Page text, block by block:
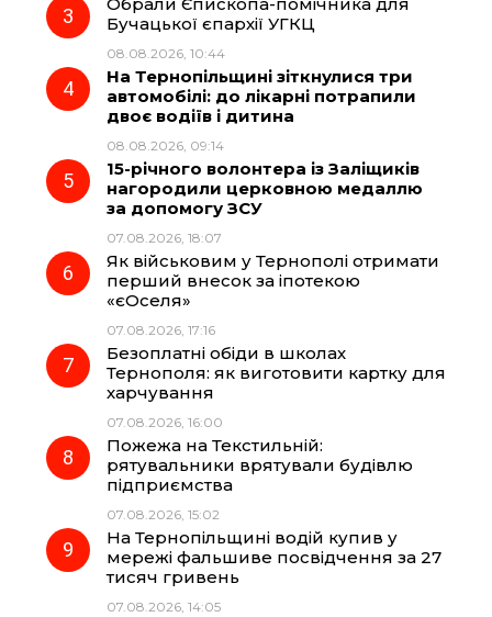
k
Обрали Єпископа-помічника для
Бучацької єпархії УГКЦ
08.08.2026, 10:44
На Тернопільщині зіткнулися три
автомобілі: до лікарні потрапили
двоє водіїв і дитина
08.08.2026, 09:14
15-річного волонтера із Заліщиків
нагородили церковною медаллю
за допомогу ЗСУ
07.08.2026, 18:07
Як військовим у Тернополі отримати
перший внесок за іпотекою
«єОселя»
07.08.2026, 17:16
Безоплатні обіди в школах
Тернополя: як виготовити картку для
харчування
07.08.2026, 16:00
Пожежа на Текстильній:
рятувальники врятували будівлю
підприємства
07.08.2026, 15:02
На Тернопільщині водій купив у
мережі фальшиве посвідчення за 27
тисяч гривень
07.08.2026, 14:05